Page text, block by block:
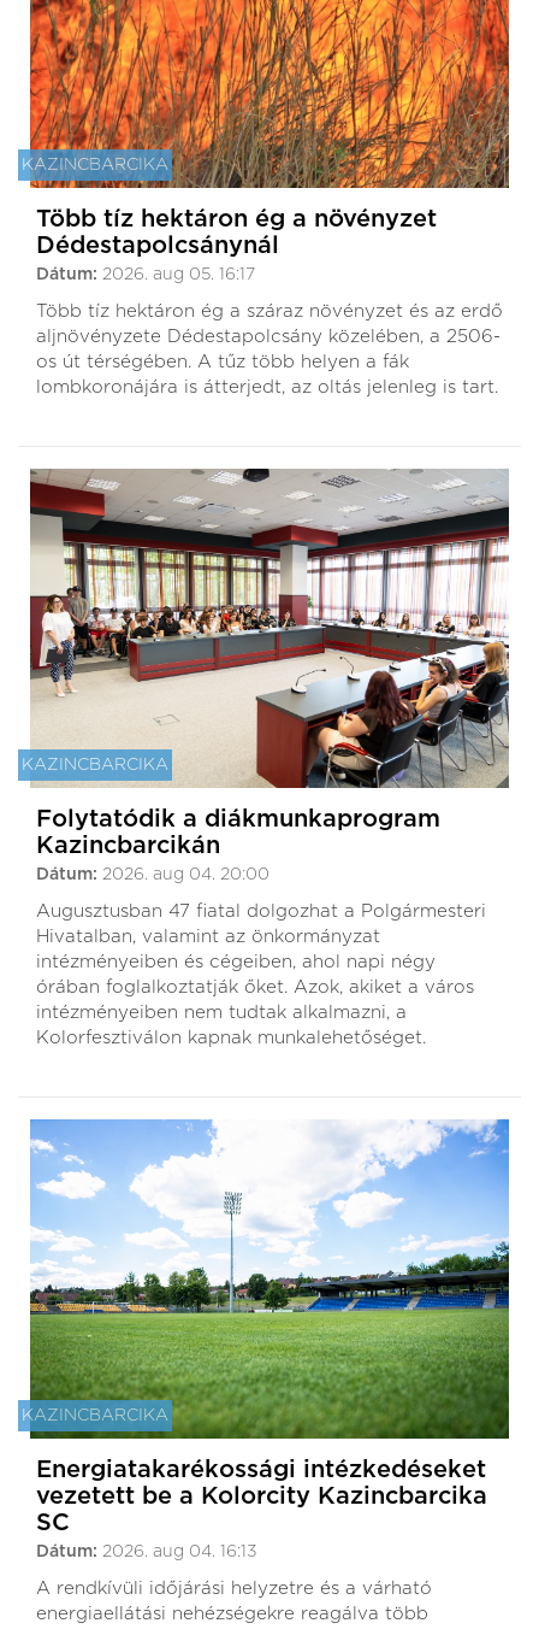
KAZINCBARCIKA
Több tíz hektáron ég a növényzet
Dédestapolcsánynál
Dátum: 2026. aug 05. 16:17
Több tíz hektáron ég a száraz növényzet és az erdő
aljnövényzete Dédestapolcsány közelében, a 2506-
os út térségében. A tűz több helyen a fák
lombkoronájára is átterjedt, az oltás jelenleg is tart.
KAZINCBARCIKA
Folytatódik a diákmunkaprogram
Kazincbarcikán
Dátum: 2026. aug 04. 20:00
Augusztusban 47 fiatal dolgozhat a Polgármesteri
Hivatalban, valamint az önkormányzat
intézményeiben és cégeiben, ahol napi négy
órában foglalkoztatják őket. Azok, akiket a város
intézményeiben nem tudtak alkalmazni, a
Kolorfesztiválon kapnak munkalehetőséget.
KAZINCBARCIKA
Energiatakarékossági intézkedéseket
vezetett be a Kolorcity Kazincbarcika
SC
Dátum: 2026. aug 04. 16:13
A rendkívüli időjárási helyzetre és a várható
energiaellátási nehézségekre reagálva több